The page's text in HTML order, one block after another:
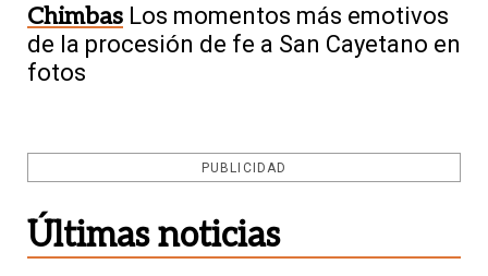
Chimbas Los momentos más emotivos
de la procesión de fe a San Cayetano en
fotos
PUBLICIDAD
Últimas noticias